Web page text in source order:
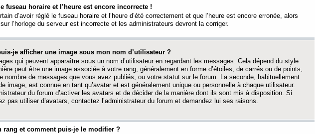
fuseau horaire et l’heure est encore incorrecte !
d’avoir réglé le fuseau horaire et l’heure d’été correctement et que l’heure est encore erronée, alors
sur l’horloge du serveur est incorrecte et les administrateurs devront la corriger.
je afficher une image sous mon nom d’utilisateur ?
qui peuvent apparaître sous un nom d’utilisateur en regardant les messages. Cela dépend du style
peut être une image associée à votre rang, généralement en forme d’étoiles, de carrés ou de points,
nombre de messages que vous avez publiés, ou votre statut sur le forum. La seconde, habituellement
image, est connue en tant qu’avatar et est généralement unique ou personnelle à chaque utilisateur.
du forum d’activer les avatars et de décider de la manière dont ils sont mis à disposition. Si
pas utiliser d’avatars, contactez l’administrateur du forum et demandez lui ses raisons.
rang et comment puis-je le modifier ?